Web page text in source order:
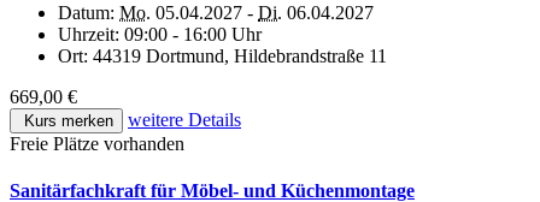
Datum: Mo. 05.04.2027 - Di. 06.04.2027
Uhrzeit: 09:00 - 16:00 Uhr
Ort: 44319 Dortmund, Hildebrandstraße 11
669,00 €
Kurs merken
weitere Details
Freie Plätze vorhanden
Sanitärfachkraft für Möbel- und Küchenmontage